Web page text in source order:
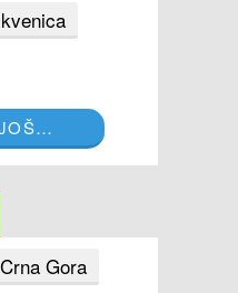
Crna Gora